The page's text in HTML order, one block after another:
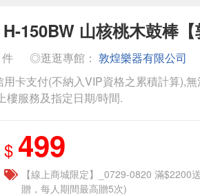
150BW 山核桃木鼓棒【
◎逛逛專館： 敦煌樂器有限公司
用卡支付(不納入VIP資格之累積計算),
樓服務及指定日期/時間.
$ 499
【線上商城限定】_0729-0820 滿$2200
贈，每人期間最高贈5次)